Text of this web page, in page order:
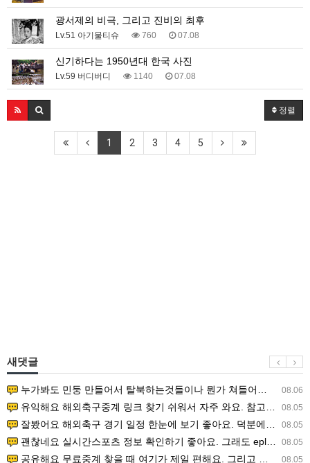
광서제의 비극, 그리고 진비의 최후
Lv.51 아기물티슈 760 07.08
신기하다는 1950년대 한국 사진
Lv.59 버디버디 1140 07.08
정렬
1 2 3 4 5
새댓글
08.06
누가봐도 민둥 만들어서 탈북하는것들이나 뭔가 쳐들어오는 낌새를 미리 알아차리기 위함이지 저걸 전쟁준비라고 하…
08.05
유익해요 해외축구중계 링크 찾기 쉬워서 자주 와요. 참고로 무료스포츠중계 정보 확인할 때 출처 꼭 체크해요.…
08.05
잘봤어요 해외축구 경기 일정 한눈에 보기 좋아요. 덕분에 epl중계 볼 때 공식 중계 채널 먼저 찾아봐요. …
08.05
괜찮네요 실시간스포츠 정보 확인하기 좋아요. 그래도 epl중계 볼 때 공식 중계 채널 먼저 찾아봐요. 북마크…
08.05
공유해요 무료중계 찾을 때 여기가 제일 편해요. 그리고 무료스포츠중계 정보 확인할 때 출처 꼭 체크해요. 앞…